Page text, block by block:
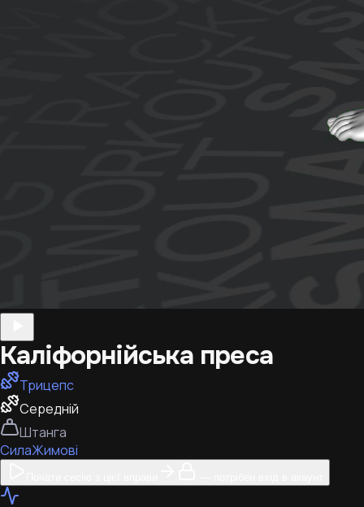
Каліфорнійська преса
Трицепс
Середній
Штанга
СилаЖимові